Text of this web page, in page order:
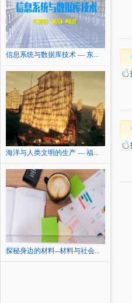
信息系统与数据库技术 — 东...
海洋与人类文明的生产 — 福...
探秘身边的材料--材料与社会...